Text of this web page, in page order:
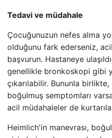
Tedavi ve müdahale
Çocuğunuzun nefes alma
olduğunu fark ederseniz,
başvurun. Hastaneye
genellikle bronkoskopi gibi
çıkarılabilir. Bununla
boğulmuş semptomları
acil müdahaleler de
Heimlich'in manevrası,